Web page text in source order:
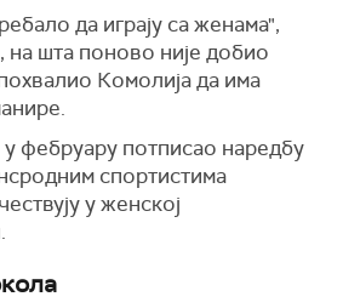
да играју са женама",
на шта поново није добио
Комолија да има
у фебруару потписао наредбу
спортистима
у женској